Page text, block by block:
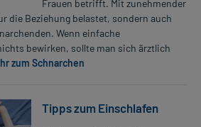
Frauen betrifft. Mit zunehmender
die Beziehung belastet, sondern auch
Wenn einfache
bewirken, sollte man sich ärztlich
zum Schnarchen
Tipps zum Einschlafen